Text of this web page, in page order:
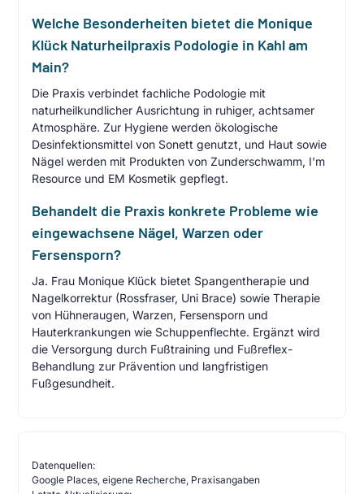
Welche Besonderheiten bietet die Monique
Klück Naturheilpraxis Podologie in Kahl am
Main?
Die Praxis verbindet fachliche Podologie mit
naturheilkundlicher Ausrichtung in ruhiger, achtsamer
Atmosphäre. Zur Hygiene werden ökologische
Desinfektionsmittel von Sonett genutzt, und Haut sowie
Nägel werden mit Produkten von Zunderschwamm, I'm
Resource und EM Kosmetik gepflegt.
Behandelt die Praxis konkrete Probleme wie
eingewachsene Nägel, Warzen oder
Fersensporn?
Ja. Frau Monique Klück bietet Spangentherapie und
Nagelkorrektur (Rossfraser, Uni Brace) sowie Therapie
von Hühneraugen, Warzen, Fersensporn und
Hauterkrankungen wie Schuppenflechte. Ergänzt wird
die Versorgung durch Fußtraining und Fußreflex-
Behandlung zur Prävention und langfristigen
Fußgesundheit.
Datenquellen:
Google Places, eigene Recherche, Praxisangaben